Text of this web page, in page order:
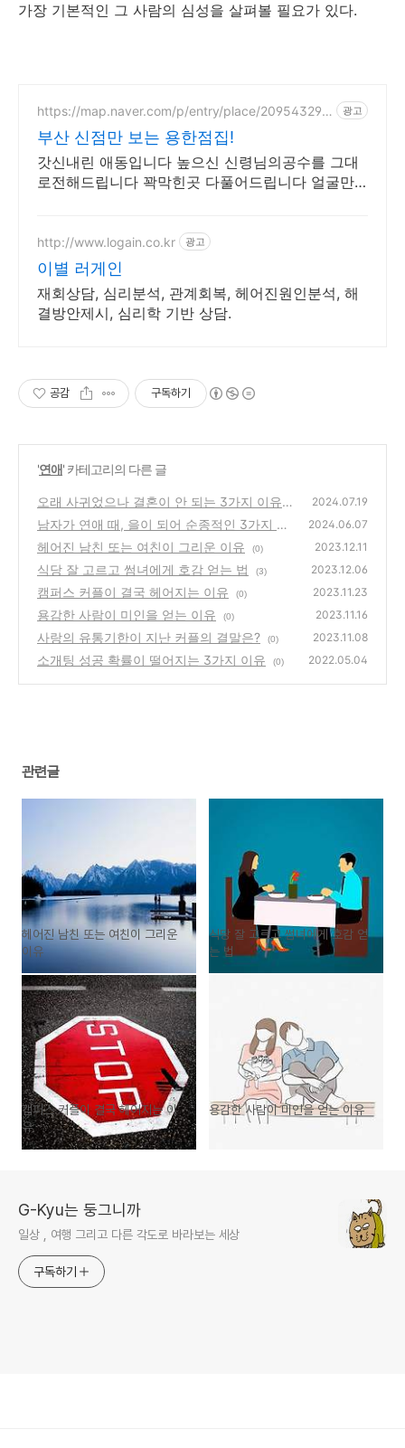
가장 기본적인 그 사람의 심성을 살펴볼 필요가 있다.
https://map.naver.com/p/entry/place/209543299
광고
부산 신점만 보는 용한점집!
갓신내린 애동입니다 높으신 신령님의공수를 그대
로전해드립니다 꽉막힌곳 다풀어드립니다 얼굴만
http://www.logain.co.kr 광고
이별 러게인
재회상담, 심리분석, 관계회복, 헤어진원인분석, 해
결방안제시, 심리학 기반 상담.
공감 구독하기
'연애' 카테고리의 다른 글
오래 사귀었으나 결혼이 안 되는 3가지 이유
(0)
2024.07.19
남자가 연애 때, 을이 되어 순종적인 3가지 이
유
(0)
2024.06.07
헤어진 남친 또는 여친이 그리운 이유 (0) 2023.12.11
식당 잘 고르고 썸녀에게 호감 얻는 법 (3) 2023.12.06
캠퍼스 커플이 결국 헤어지는 이유 (0) 2023.11.23
용감한 사람이 미인을 얻는 이유 (0) 2023.11.16
사랑의 유통기한이 지난 커플의 결말은? (0) 2023.11.08
소개팅 성공 확률이 떨어지는 3가지 이유 (0) 2022.05.04
관련글
헤어진 남친 또는 여친이 그리운
이유
식당 잘 고르고 썸녀에게 호감 얻
는 법
캠퍼스 커플이 결국 헤어지는 이
유
용감한 사람이 미인을 얻는 이유
G-Kyu는 둥그니까
일상 , 여행 그리고 다른 각도로 바라보는 세상
구독하기